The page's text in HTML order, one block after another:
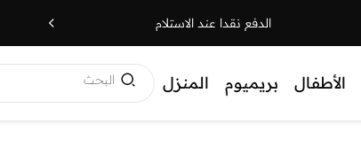
الدفع نقدا عند الاستلام
الأطفال بريميوم المنزل البحث